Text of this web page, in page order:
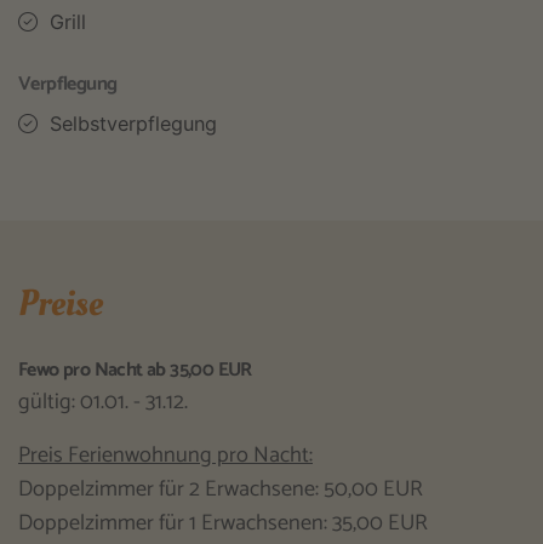
Grill
Verpflegung
Selbstverpflegung
Preise
Fewo pro Nacht ab 35,00 EUR
gültig: 01.01. - 31.12.
Preis Ferienwohnung pro Nacht:
Doppelzimmer für 2 Erwachsene: 50,00 EUR
Doppelzimmer für 1 Erwachsenen: 35,00 EUR